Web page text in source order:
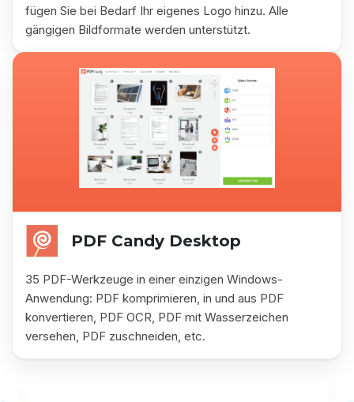
fügen Sie bei Bedarf Ihr eigenes Logo hinzu. Alle
gängigen Bildformate werden unterstützt.
PDF Candy Desktop
35 PDF-Werkzeuge in einer einzigen Windows-
Anwendung: PDF komprimieren, in und aus PDF
konvertieren, PDF OCR, PDF mit Wasserzeichen
versehen, PDF zuschneiden, etc.